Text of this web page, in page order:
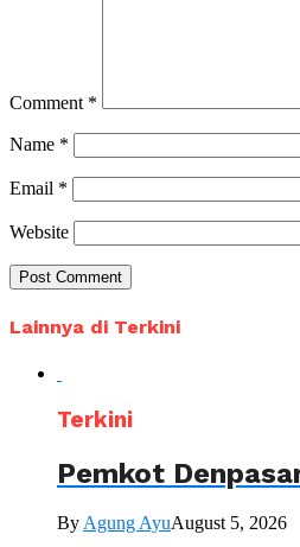
Comment *
Name *
Email *
Website
Lainnya di Terkini
Terkini
Pemkot
ByAgung AyuAugust 5, 2026